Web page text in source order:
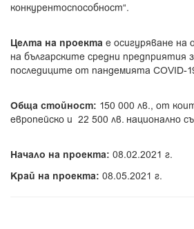
конкурентоспособност“.
Целта на проекта е осигуряване на
на българските средни предприятия
последиците от пандемията COVID-
Обща стойност: 150 000 лв., от
европейско и 22 500 лв. национално
Начало на проекта: 08.02.2021 г.
Край на проекта: 08.05.2021 г.